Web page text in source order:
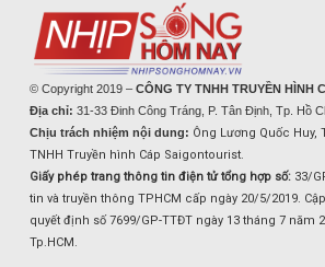
© Copyright 2019 – CÔNG TY TNHH TRUYỀN HÌNH
Địa chỉ: 31-33 Đinh Công Tráng, P. Tân Định, Tp. Hồ
Chịu trách nhiệm nội dung: Ông Lương Quốc Huy,
TNHH Truyền hình Cáp Saigontourist.
Giấy phép trang thông tin điện tử tổng hợp số: 33/
tin và truyền thông TPHCM cấp ngày 20/5/2019.
quyết định số 7699/GP-TTĐT ngày 13 tháng 7 năm
Tp.HCM.